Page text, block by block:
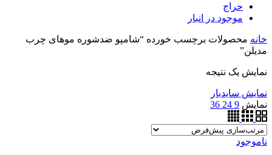
حراج
موجود در انبار
خانه محصولات برچسب خورده “شامپو ضدشوره موهای چرب
مدیلن”
نمایش یک نتیجه
نمایش سایدبار
نمایش 9
24
36
ناموجود